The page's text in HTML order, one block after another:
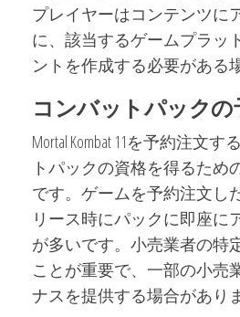
プレイヤーはコンテンツに
に、該当するゲームプラッ
ントを作成する必要がある
コンバットパックの
Mortal Kombat 11を予約注文
トパックの資格を得るため
です。ゲームを予約注文し
リース時にパックに即座に
が多いです。小売業者の特
ことが重要で、一部の小売
ナスを提供する場合があり